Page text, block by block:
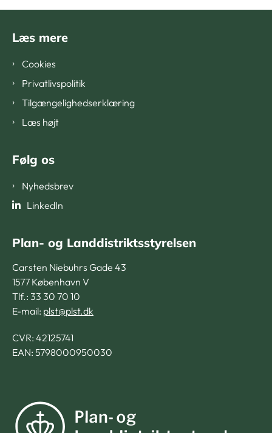
Læs mere
Cookies
Privatlivspolitik
Tilgængelighedserklæring
Læs højt
Følg os
Nyhedsbrev
LinkedIn
Plan- og Landdistriktsstyrelsen
Carsten Niebuhrs Gade 43
1577 København V
Tlf.: 33 30 70 10
E-mail: plst@plst.dk
CVR: 42125741
EAN: 5798000950030